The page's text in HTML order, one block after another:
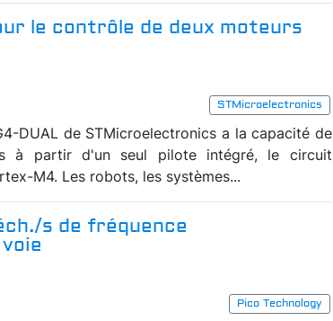
le contrôle de deux moteurs
STMicroelectronics
DUAL de STMicroelectronics a la capacité de
à partir d'un seul pilote intégré, le circuit
M4. Les robots, les systèmes...
s de fréquence
Pico Technology